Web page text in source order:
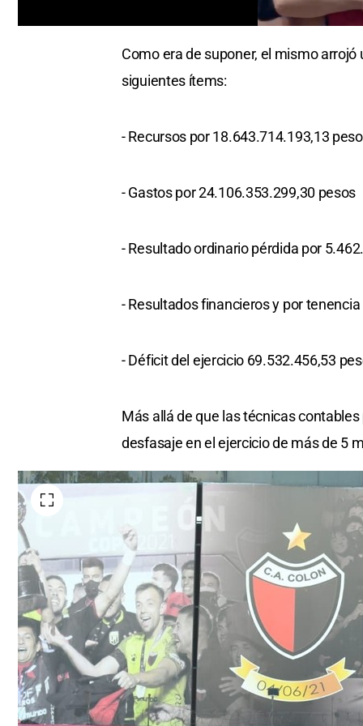
Como era de suponer, el mismo
siguientes ítems:
- Recursos por 18.643.714.193,13
- Gastos por 24.106.353.299,30 pesos
- Resultado ordinario pérdida por
- Resultados financieros y por
- Déficit del ejercicio 69.532.456,53
Más allá de que las técnicas
desfasaje en el ejercicio de más de 5